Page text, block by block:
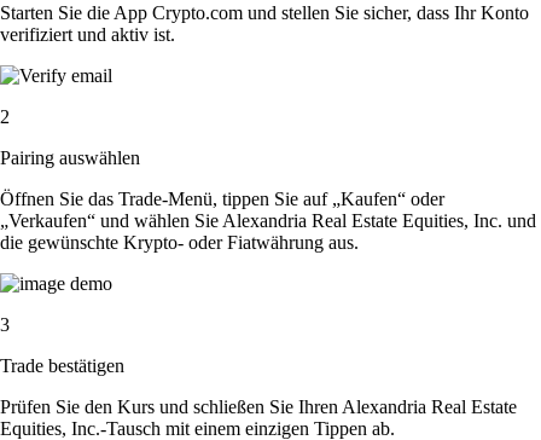
Starten Sie die App Crypto.com und stellen Sie sicher, dass Ihr Konto
verifiziert und aktiv ist.
2
Pairing auswählen
Öffnen Sie das Trade-Menü, tippen Sie auf „Kaufen“ oder
„Verkaufen“ und wählen Sie Alexandria Real Estate Equities, Inc. und
die gewünschte Krypto- oder Fiatwährung aus.
3
Trade bestätigen
Prüfen Sie den Kurs und schließen Sie Ihren Alexandria Real Estate
Equities, Inc.-Tausch mit einem einzigen Tippen ab.